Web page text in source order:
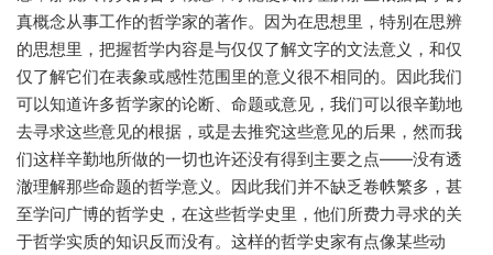
真概念从事工作的哲学家的著作。因为在思想里，特别在思辨
的思想里，把握哲学内容是与仅仅了解文字的文法意义，和仅
仅了解它们在表象或感性范围里的意义很不相同的。因此我们
可以知道许多哲学家的论断、命题或意见，我们可以很辛勤地
去寻求这些意见的根据，或是去推究这些意见的后果，然而我
们这样辛勤地所做的一切也许还没有得到主要之点——没有透
澈理解那些命题的哲学意义。因此我们并不缺乏卷帙繁多，甚
至学问广博的哲学史，在这些哲学史里，他们所费力寻求的关
于哲学实质的知识反而没有。这样的哲学史家有点像某些动